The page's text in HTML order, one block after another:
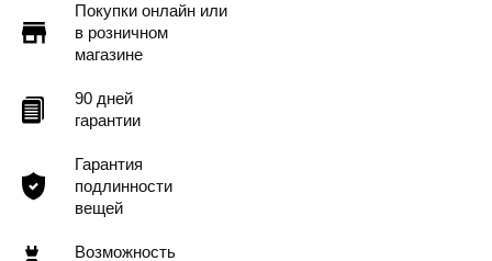
Покупки онлайн или
в розничном
магазине
90 дней
гарантии
Гарантия
подлинности
вещей
Возможность